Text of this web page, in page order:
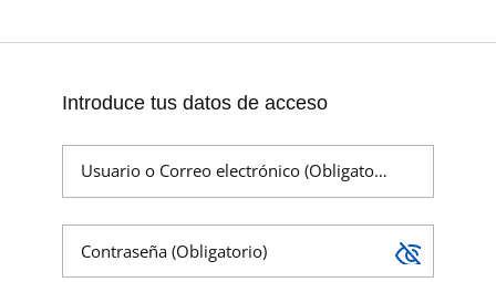
Introduce tus datos de acceso
Usuario o Correo electrónico (Obligatorio)
Contraseña (Obligatorio)